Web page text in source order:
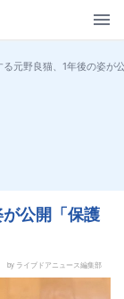
る元野良猫、1年後の姿が
公開「保護
by ライブドアニュース編集部